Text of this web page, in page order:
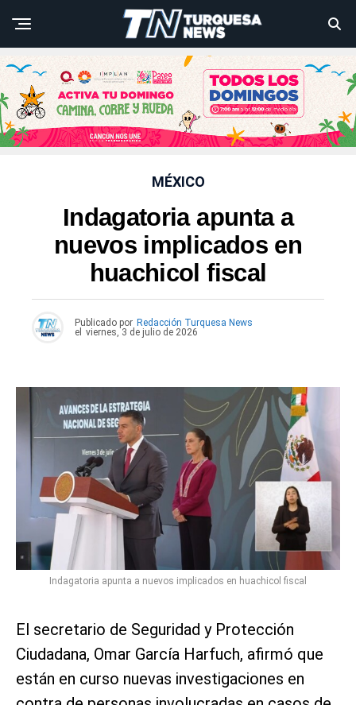
MÉXICO
Indagatoria apunta a
nuevos implicados en
huachicol fiscal
Publicado por Redacción Turquesa News
el viernes, 3 de julio de 2026
Indagatoria apunta a nuevos implicados en huachicol fiscal
El secretario de Seguridad y Protección
Ciudadana, Omar García Harfuch, afirmó que
están en curso nuevas investigaciones en